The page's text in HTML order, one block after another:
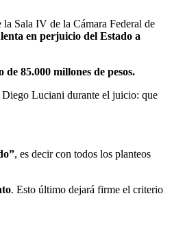
Sala IV de la Cámara Federal de
en perjuicio del Estado a
85.000 millones de pesos.
Diego Luciani durante el juicio: que
, es decir con todos los planteos
. Esto último dejará firme el criterio